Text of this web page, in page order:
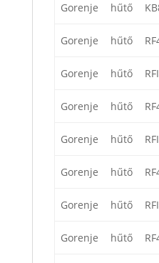
Gorenje hűtő
Gorenje hűtő
Gorenje hűtő
Gorenje hűtő
Gorenje hűtő
Gorenje hűtő
Gorenje hűtő
Gorenje hűtő